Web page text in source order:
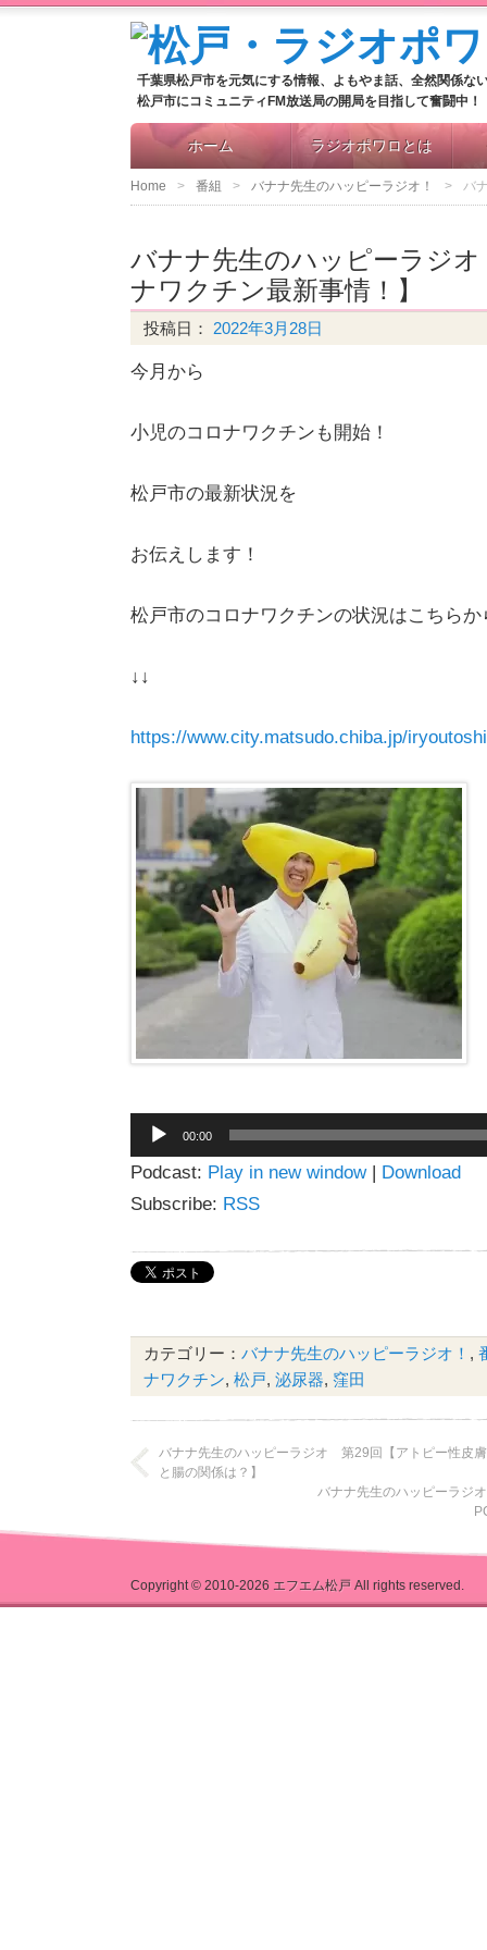
千葉県松戸市を元気にする情報、よもやま話、全然関係な
松戸市にコミュニティFM放送局の開局を目指して奮闘中！
ホーム ラジオポワロとは
Home 番組 バナナ先生のハッピーラジオ！ バ
バナナ先生のハッピーラジ
ナワクチン最新事情！】
投稿日： 2022年3月28日
今月から
小児のコロナワクチンも開始！
松戸市の最新状況を
お伝えします！
松戸市のコロナワクチンの状況はこちらか
↓↓
https://www.city.matsudo.chiba.jp/
プ
レ
ヤ
ー
00:00
Podcast: Play in new window| Download
Subscribe: RSS
カテゴリー： バナナ先生のハッピーラジオ！ ,
ナワクチン, 松戸, 泌尿器, 窪田
バナナ先生のハッピーラジオ 第29回【アトピー性皮
と腸の関係は？】
バナナ先生のハッピーラ
Copyright © 2010-2026 エフエム松戸 All rights reserved.